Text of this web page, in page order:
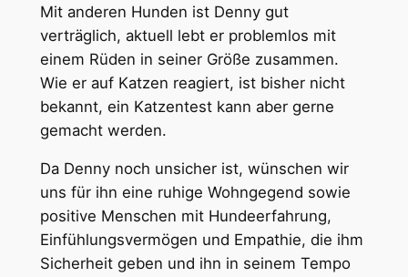
Mit anderen Hunden ist Denny gut
verträglich, aktuell lebt er problemlos mit
einem Rüden in seiner Größe zusammen.
Wie er auf Katzen reagiert, ist bisher nicht
bekannt, ein Katzentest kann aber gerne
gemacht werden.
Da Denny noch unsicher ist, wünschen wir
uns für ihn eine ruhige Wohngegend sowie
positive Menschen mit Hundeerfahrung,
Einfühlungsvermögen und Empathie, die ihm
Sicherheit geben und ihn in seinem Tempo